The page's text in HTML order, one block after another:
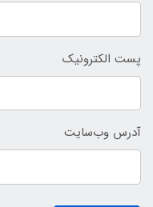
پست الکترونیک
آدرس وب‌سایت